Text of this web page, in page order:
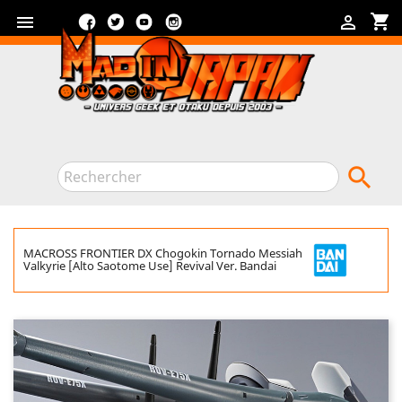
 shopping_cart

FacebookTwitterYouTube

MACROSS FRONTIER DX Chogokin Tornado Messiah
Valkyrie [Alto Saotome Use] Revival Ver. Bandai